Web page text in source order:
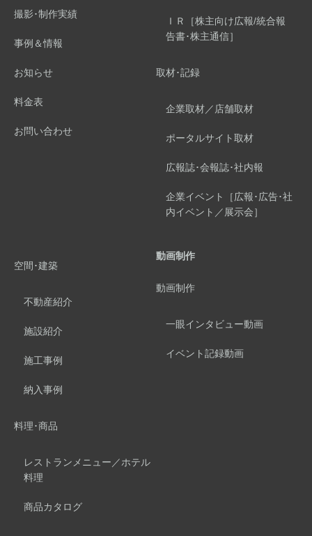
撮影･制作実績
事例＆情報
お知らせ
料金表
お問い合わせ
ＩＲ［株主向け広報/統合報
告書･株主通信］
取材･記録
企業取材／店舗取材
ポータルサイト取材
広報誌･会報誌･社内報
企業イベント［広報･広告･社
内イベント／展示会］
空間･建築
不動産紹介
施設紹介
施工事例
納入事例
料理･商品
レストランメニュー／ホテル
料理
商品カタログ
動画制作
動画制作
一眼インタビュー動画
イベント記録動画